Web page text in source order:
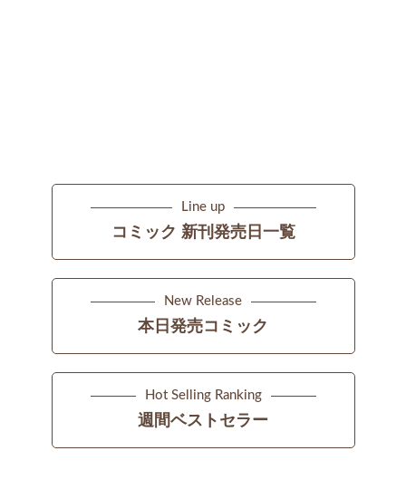
Line up
コミック 新刊発売日一覧
New Release
本日発売コミック
Hot Selling Ranking
週間ベストセラー